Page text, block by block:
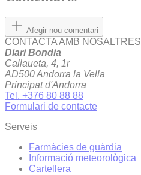
Afegir nou comentari
CONTACTA AMB NOSALTRES
Diari Bondia
Callaueta, 4, 1r
AD500 Andorra la Vella
Principat d'Andorra
Tel. +376 80 88 88
Formulari de contacte
Serveis
Farmàcies de guàrdia
Informació meteorològica
Cartellera